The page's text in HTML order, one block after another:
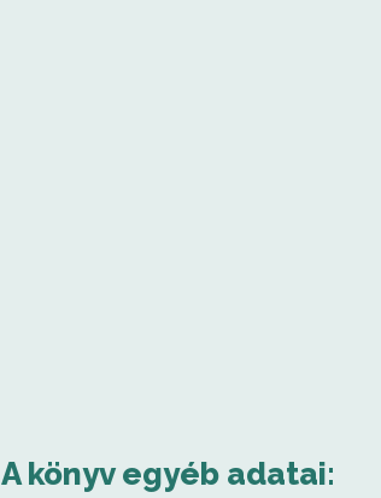
A könyv egyéb adatai: